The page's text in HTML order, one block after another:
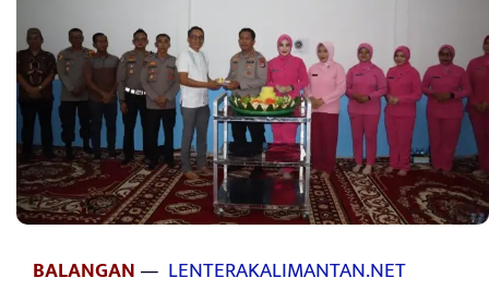
BALANGAN— LENTERAKALIMANTAN.NET